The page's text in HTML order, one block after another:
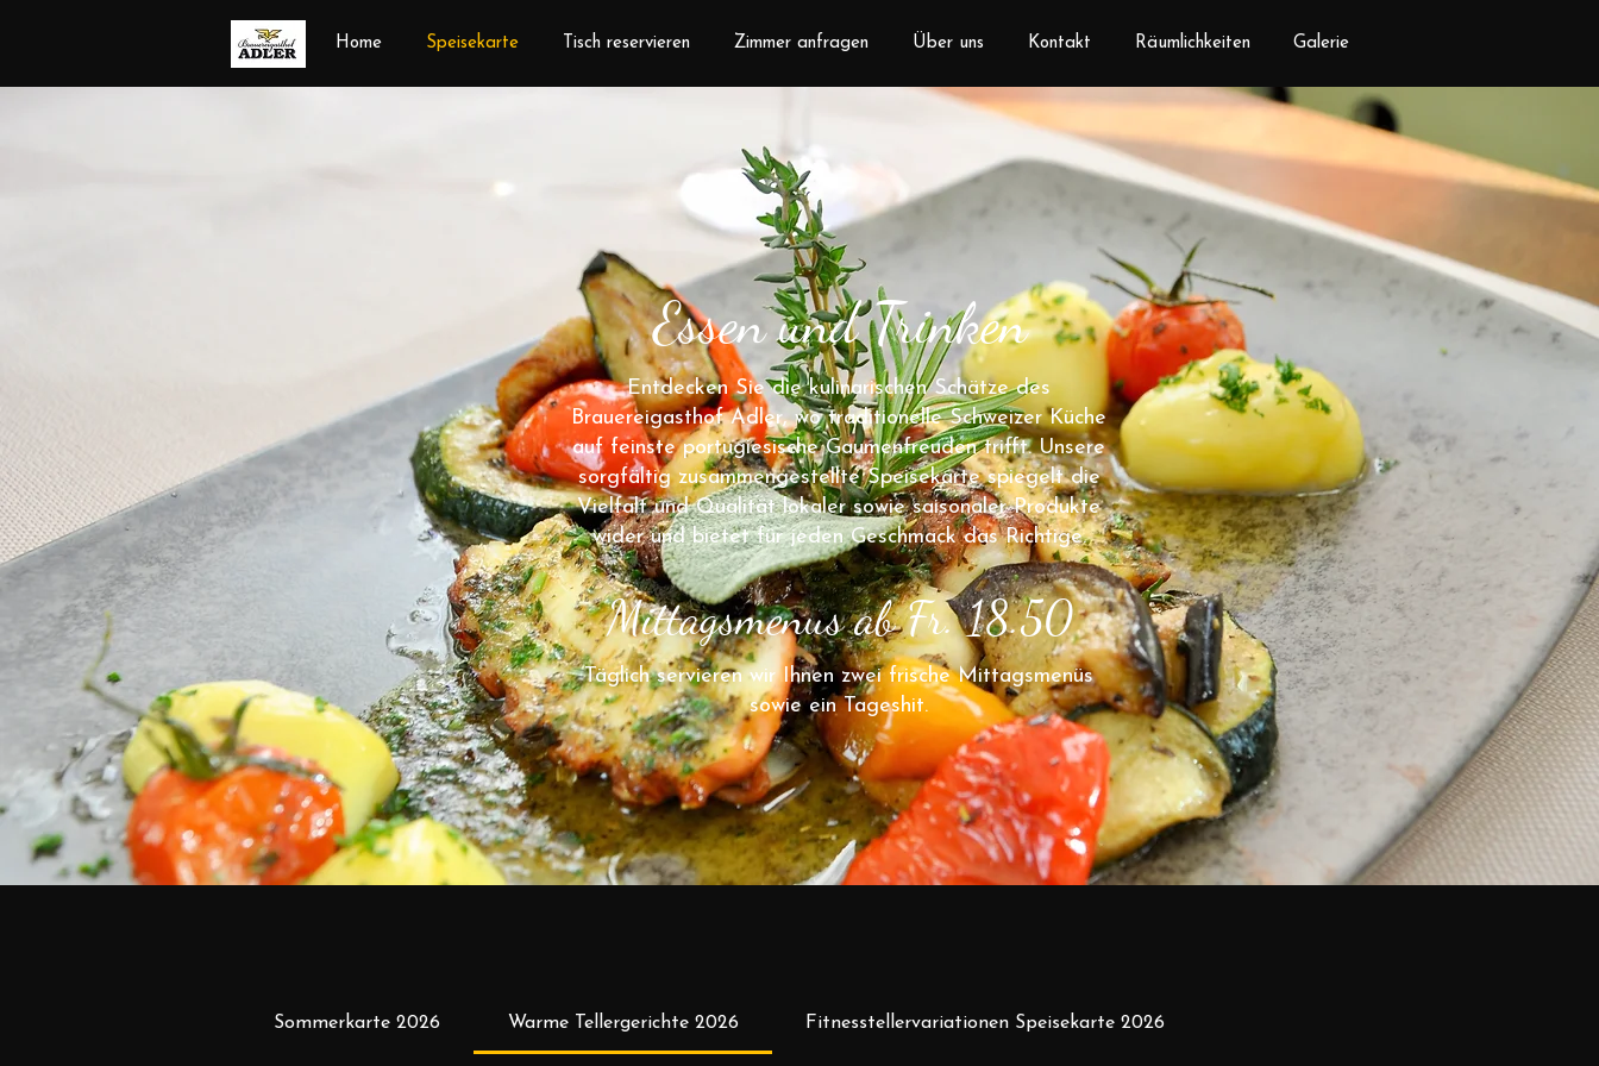
Home Speisekarte Tisch reservieren Zimmer anfragen Über uns Kontakt Räumlichkeiten Galerie
Essen und Trinken
Entdecken Sie die kulinarischen Schätze des
Brauereigasthof Adler, wo traditionelle Schweizer Küche
auf feinste portugiesische Gaumenfreuden trifft. Unsere
sorgfältig zusammengestellte Speisekarte spiegelt die
Vielfalt und Qualität lokaler sowie saisonaler Produkte
wider und bietet für jeden Geschmack das Richtige.
Mittagsmenus ab Fr. 18.50
Täglich servieren wir Ihnen zwei frische Mittagsmenüs
sowie ein Tageshit.
Sommerkarte 2026 Warme Tellergerichte 2026 Fitnesstellervariationen Speisekarte 2026